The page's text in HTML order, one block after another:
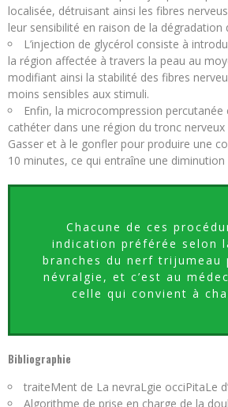
localisée, détruisant ainsi les fibres
leur sensibilité en raison de la dégradation
L’injection de glycérol consiste à
la région affectée à travers la peau au
modifiant ainsi la stabilité des fibres
moins sensibles aux stimuli.
Enfin, la microcompression percutanée
cathéter dans une région du tronc
Gasser et à le gonfler pour produire une
10 minutes, ce qui entraîne une diminution
Chacune de ces
indication préférée selon
branches du nerf trijumeau
névralgie, et c’est au
celle qui convient à
Bibliographie
traiteMent de La nevraLgie occiPitaLe
Algorithme de prise en charge de la